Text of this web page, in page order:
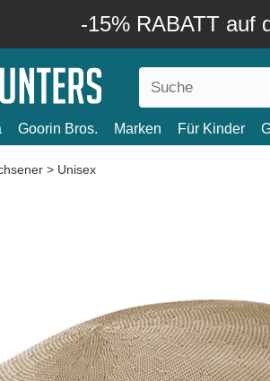
-15% RABATT auf
Goorin Bros. Marken Für Kinder
> Unisex